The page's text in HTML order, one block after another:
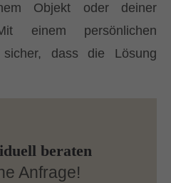
Objekt oder deiner
einem persönlichen
dass die Lösung
beraten
Anfrage!